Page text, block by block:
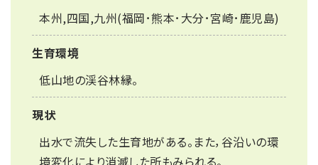
本州,四国,九州(福岡･熊本･大分･宮崎･鹿児島)
生育環境
低山地の渓谷林縁。
現状
出水で流失した生育地がある。また，谷沿いの環
境変化により消滅した所もみられる。